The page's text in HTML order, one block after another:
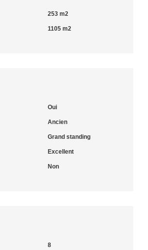
253 m2
1105 m2
Oui
Ancien
Grand standing
Excellent
Non
8